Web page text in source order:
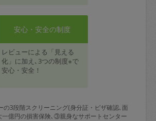
安心・安全の制度
レビューによる「見える
化」に加え､3つの制度※で
安心・安全！
3段階スクリーニング(身分証・ビザ確認､面
億円の損害保険､③親身なサポートセンター